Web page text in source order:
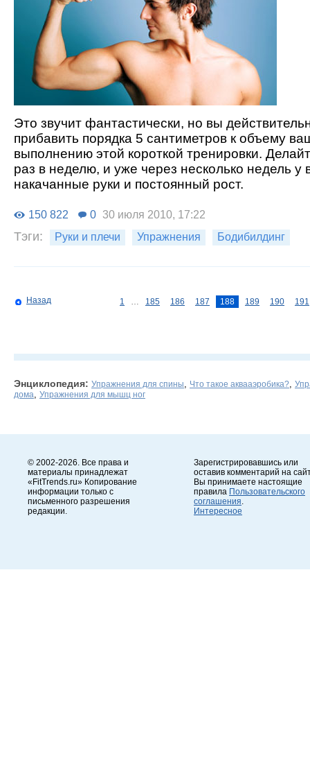
Это звучит фантастически, но вы
прибавить порядка 5 сантиметров к объему
выполнению этой короткой тренировки.
раз в неделю, и уже через несколько недель у
накачанные руки и постоянный рост.
150 822 0 30 июля 2010, 17:22
Тэги: Руки и плечи Упражнения Бодибилдинг
Назад 1 185 186 187 188 189 190 191
Энциклопедия: Упражнения для спины Что такое аквааэробика?
дома
Упражнения для мышц ног
© 2002-2026. Все права и
материалы принадлежат
«FitTrends.ru» Копирование
информации только с
письменного разрешения
редакции.
Зарегистрировавшись или
оставив комментарий на
Вы принимаете настоящие
правила Пользовательского
соглашения
Интересное